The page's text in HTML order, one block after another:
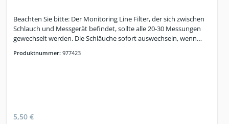
Beachten Sie bitte: Der Monitoring Line Filter, der sich zwischen
Schlauch und Messgerät befindet, sollte alle 20-30 Messungen
gewechselt werden. Die Schläuche sofort auswechseln, wenn
nachlässt, sonst alle 3-4 Monate erneuern. Damit erhalten Sie
Produktnummer: 977423
5,50 €